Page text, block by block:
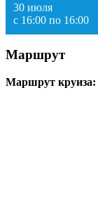
30 июля
с 16:00 по 16:00
Маршрут
Маршрут круиза: